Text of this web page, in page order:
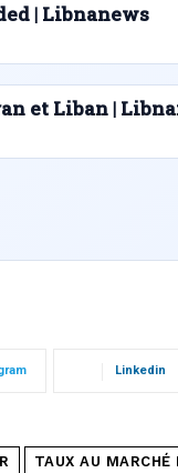
| Libnanews
et Liban |
Linkedin
TAUX AU